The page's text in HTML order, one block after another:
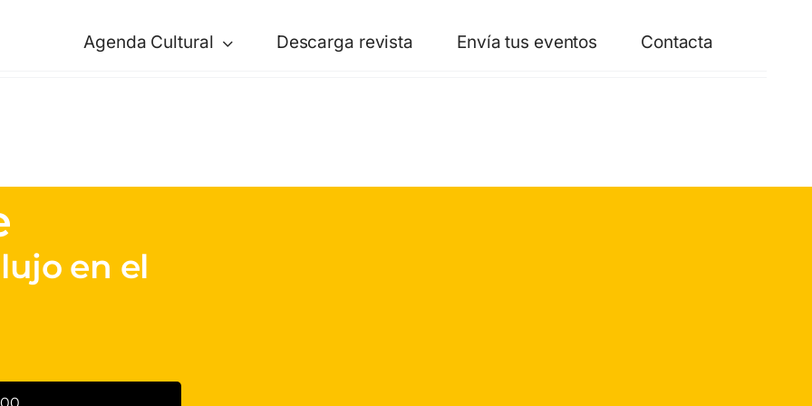
Agenda Cultural Descarga revista Envía tus eventos Contacta
en el